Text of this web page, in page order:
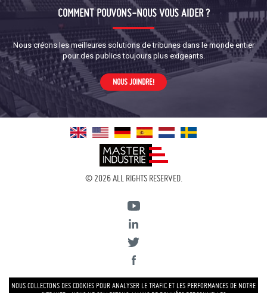
COMMENT POUVONS-NOUS VOUS AIDER ?
Nous créons les meilleures solutions de tribunes dans le monde entier
pour des publics toujours plus exigeants.
NOUS JOINDRE!
© 2026 ALL RIGHTS RESERVED.
NOUS COLLECTONS DES COOKIES POUR ANALYSER LE TRAFIC ET LES PERFORMANCES DE NOTRE